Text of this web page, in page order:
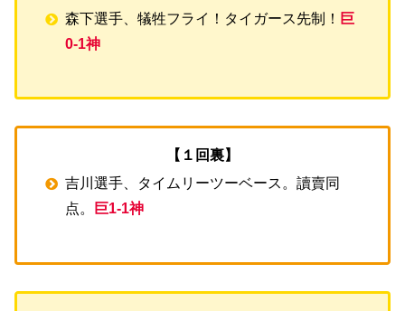
森下選手、犠牲フライ！タイガース先制！ 巨
0-1神
【１回裏】
吉川選手、タイムリーツーベース。讀賣同
点。
巨1-1神